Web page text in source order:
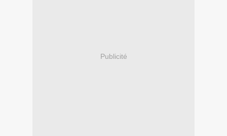
Publicité